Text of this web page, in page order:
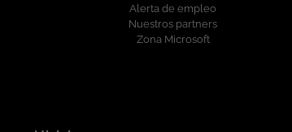
Alerta de empleo
Nuestros partners
Zona Microsoft